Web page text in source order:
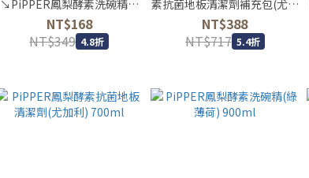
↘PiPPER鳳梨酵素洗碗精補
充包(綠薄荷) 750ml
(2027.08.07到期)
NT$168
NT$349 4.8折
素抗菌地板清潔劑補充包(尤加
利)400ml*3
NT$388
NT$717 5.4折